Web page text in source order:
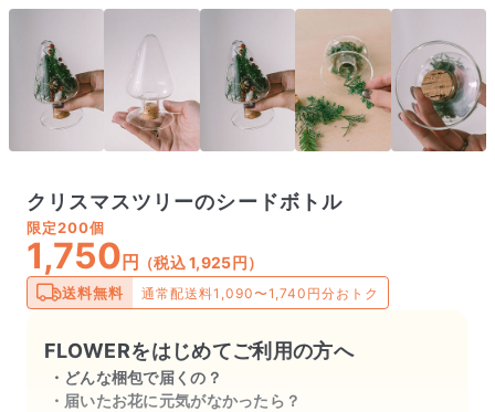
クリスマスツリーのシードボトル
限定200個
1,750 円 （税込 1,925円）
送料無料 通常配送料1,090〜1,740円分おトク
FLOWERをはじめてご利用の方へ
どんな梱包で届くの？
届いたお花に元気がなかったら？